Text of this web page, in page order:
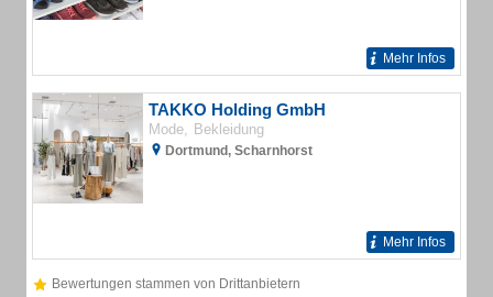
Mehr Infos
TAKKO Holding GmbH
Mode Bekleidung
Dortmund, Scharnhorst
Mehr Infos
Bewertungen stammen von Drittanbietern